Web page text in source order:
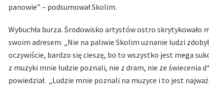
panowie” – podsumował Skolim.
Wybuchła burza. Środowisko artystów ostro skrytykowało
swoim adresem. „Nie na paliwie Skolim uznanie ludzi
oczywiście, bardzo się cieszę, bo to wszystko jest mega
z muzyki mnie ludzie poznali, nie z dram, nie ze świecenia
powiedział. „Ludzie mnie poznali na muzyce i to jest